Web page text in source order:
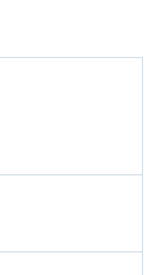
Fit. für